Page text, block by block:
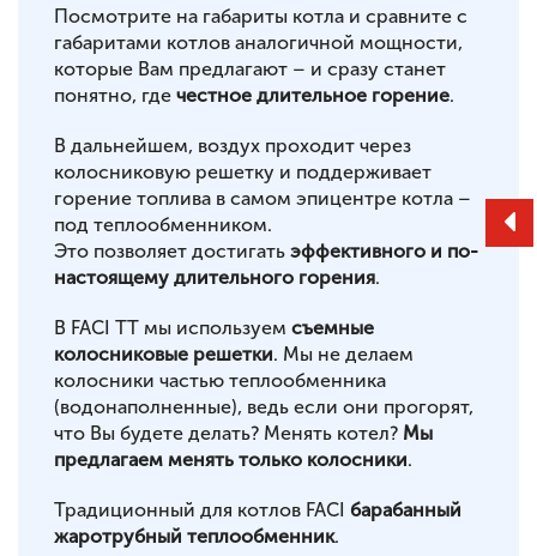
Посмотрите на габариты котла и сравните с
габаритами котлов аналогичной мощности,
которые Вам предлагают – и сразу станет
понятно, где честное длительное горение.
В дальнейшем, воздух проходит через
колосниковую решетку и поддерживает
горение топлива в самом эпицентре котла –
под теплообменником.
Это позволяет достигать эффективного и по-
настоящему длительного горения.
В FACI TT мы используем съемные
колосниковые решетки. Мы не делаем
колосники частью теплообменника
(водонаполненные), ведь если они прогорят,
что Вы будете делать? Менять котел? Мы
предлагаем менять только колосники.
Традиционный для котлов FACI барабанный
жаротрубный теплообменник.